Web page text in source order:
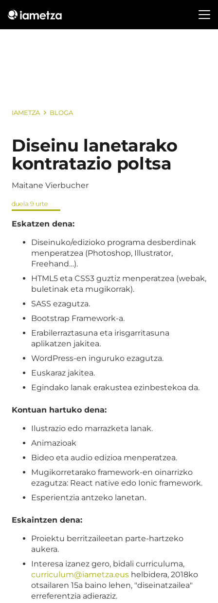
IAMETZA BLOGA
Diseinu lanetarako
kontratazio poltsa
Maitane Vierbucher
duela 9 urte
Eskatzen dena:
Diseinuko/edizioko programa desberdinak
menperatzea (Photoshop, Illustrator,
Freehand…).
HTML5 eta CSS3 guztiz menperatzea (webak,
buletinak eta mugikorrak).
SASS ezagutza.
Bootstrap Framework-a.
Erabilerraztasuna eta irisgarritasuna
aplikatzen jakitea.
WordPress-en inguruko ezagutza.
Euskaraz jakitea.
Egindako lanak erakustea ezinbestekoa da.
Kontuan hartuko dena:
Ilustrazio edo marrazketa lanak.
Animazioak
Bideo eta audio edizioa menperatzea.
Mugikorretarako framework-en oinarrizko
ezagutza: React native edo Ionic framework.
Esperientzia antzeko lanetan.
Eskaintzen dena:
Proiektu berritzaileetan parte-hartzeko
aukera.
Interesa izanez gero, bidali curriculuma,
curriculum@iametza.eus helbidera, 2018ko
otsailaren 15a baino lehen, "diseinatzailea"
erreferentzia adieraziz.